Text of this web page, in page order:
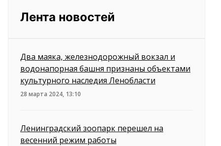
Лента новостей
Два маяка, железнодорожный вокзал и
водонапорная башня признаны объектами
культурного наследия Ленобласти
28 марта 2024, 13:10
Ленинградский зоопарк перешел на
весенний режим работы